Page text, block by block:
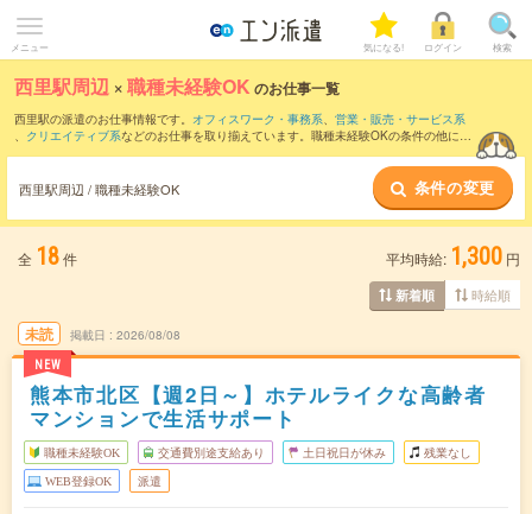
メニュー 気になる! ログイン 検索
西里駅周辺 ×職種未経験OK のお仕事一覧
西里駅の派遣のお仕事情報です。 オフィスワーク・事務系、 営業・販売・サービス系
、 クリエイティブ系などのお仕事を取り揃えています。職種未経験OKの条件の他に、
西里駅周辺 / 職種未経験OK 条件の変更
全 18件 平均時給: 1,300 円
新着順 時給順
未読
NEW
掲載日 2026/08/08
熊本市北区【週2日～】ホテルライクな高齢者
マンションで生活サポート
職種未経験OK 交通費別途支給あり 土日祝日が休み 残業なし
WEB登録OK 派遣